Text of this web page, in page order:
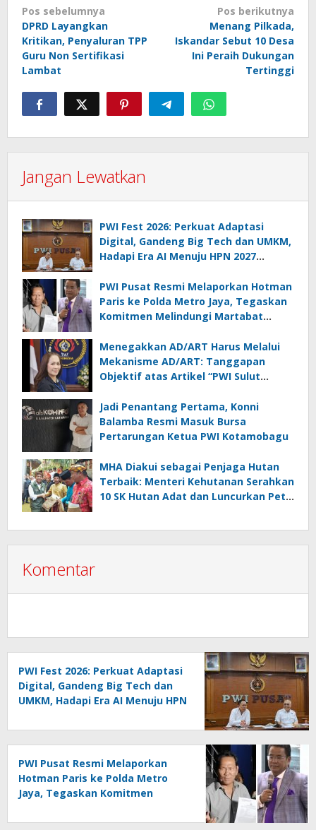
Navigasi
pos
Pos sebelumnya
DPRD Layangkan
Kritikan, Penyaluran TPP
Guru Non Sertifikasi
Lambat
Pos berikutnya
Menang Pilkada,
Iskandar Sebut 10 Desa
Ini Peraih Dukungan
Tertinggi
Jangan Lewatkan
PWI Fest 2026: Perkuat Adaptasi
Digital, Gandeng Big Tech dan UMKM,
Hadapi Era AI Menuju HPN 2027
PWI Pusat Resmi Melaporkan Hotman
Paris ke Polda Metro Jaya, Tegaskan
Komitmen Melindungi Martabat
Menegakkan AD/ART Harus Melalui
Mekanisme AD/ART: Tanggapan
Objektif atas Artikel “PWI Sulut
Melanggar Aturan”
Jadi Penantang Pertama, Konni
Balamba Resmi Masuk Bursa
Pertarungan Ketua PWI Kotamobagu
MHA Diakui sebagai Penjaga Hutan
Terbaik: Menteri Kehutanan Serahkan
10 SK Hutan Adat dan Luncurkan Peta
Komentar
PWI Fest 2026: Perkuat Adaptasi
Digital, Gandeng Big Tech dan
UMKM, Hadapi Era AI Menuju HPN
PWI Pusat Resmi Melaporkan
Hotman Paris ke Polda Metro
Jaya, Tegaskan Komitmen